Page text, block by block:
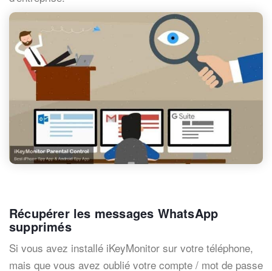
Récupérer les messages WhatsApp
supprimés
Si vous avez installé iKeyMonitor sur votre téléphone,
mais que vous avez oublié votre compte / mot de passe